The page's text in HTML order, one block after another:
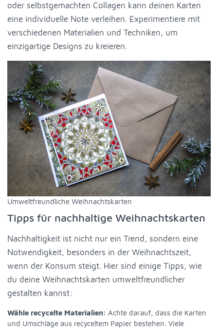
oder selbstgemachten Collagen kann deinen Karten
eine individuelle Note verleihen. Experimentiere mit
verschiedenen Materialien und Techniken, um
einzigartige Designs zu kreieren.
Umweltfreundliche Weihnachtskarten
Tipps für nachhaltige Weihnachtskarten
Nachhaltigkeit ist nicht nur ein Trend, sondern eine
Notwendigkeit, besonders in der Weihnachtszeit,
wenn der Konsum steigt. Hier sind einige Tipps, wie
du deine Weihnachtskarten umweltfreundlicher
gestalten kannst:
Wähle recycelte Materialien: Achte darauf, dass die Karten
und Umschläge aus recyceltem Papier bestehen. Viele